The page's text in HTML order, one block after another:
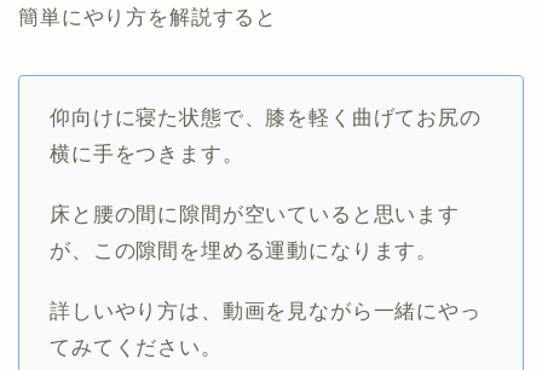
簡単にやり方を解説すると
仰向けに寝た状態で、膝を軽く曲げてお尻の
横に手をつきます。
床と腰の間に隙間が空いていると思います
が、この隙間を埋める運動になります。
詳しいやり方は、動画を見ながら一緒にやっ
てみてください。